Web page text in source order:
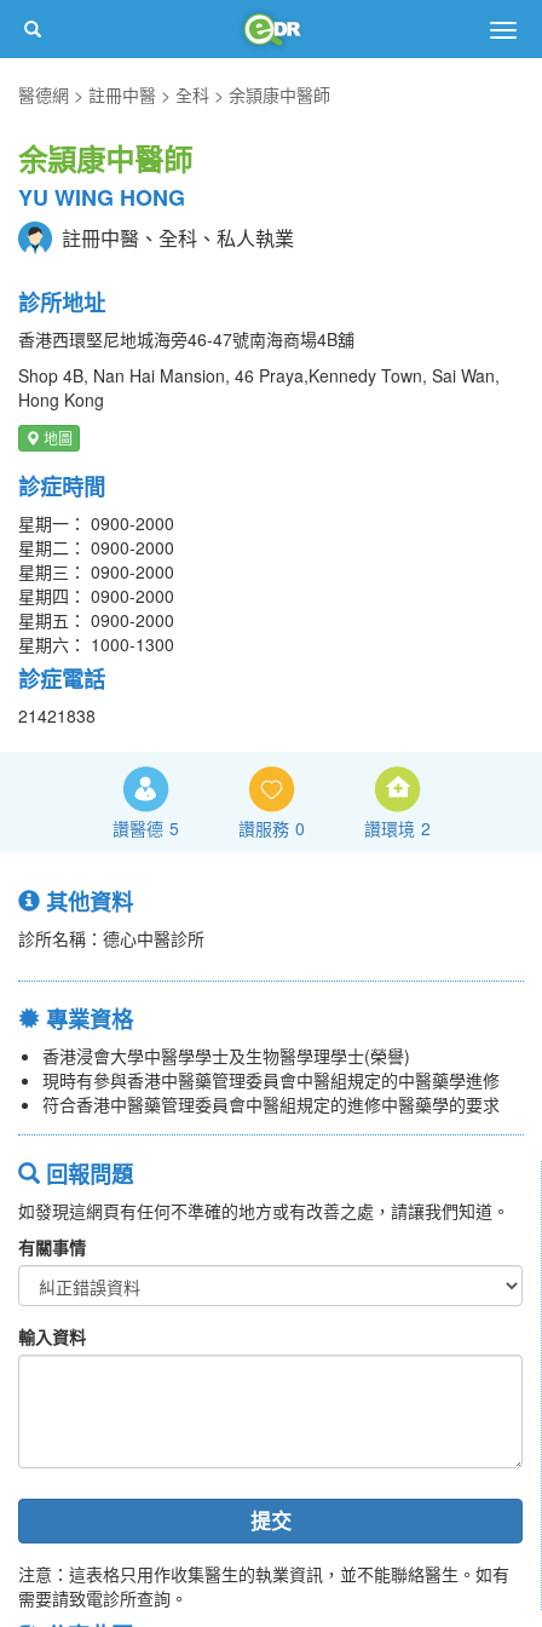
醫德網
註冊中醫 全科 余頴康中醫師
余頴康中醫師
YU WING HONG
註冊中醫、全科、私人執業
診所地址
香港西環堅尼地城海旁46-47號南海商場4B舖
Shop 4B, Nan Hai Mansion, 46 Praya,Kennedy Town, Sai Wan,
Hong Kong
地圖
診症時間
星期一： 0900-2000
星期二： 0900-2000
星期三： 0900-2000
星期四： 0900-2000
星期五： 0900-2000
星期六： 1000-1300
診症電話
21421838
讚醫德 5 讚服務 0 讚環境 2
其他資料
診所名稱：德心中醫診所
專業資格
香港浸會大學中醫學學士及生物醫學理學士(榮譽)
現時有參與香港中醫藥管理委員會中醫組規定的中醫藥學進修
符合香港中醫藥管理委員會中醫組規定的進修中醫藥學的要求
回報問題
如發現這網頁有任何不準確的地方或有改善之處，請讓我們知道。
有關事情
輸入資料
提交
注意：這表格只用作收集醫生的執業資訊，並不能聯絡醫生。如有
需要請致電診所查詢。